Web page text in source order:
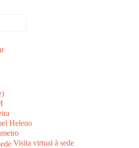
Heleno
Visita virtual à sede